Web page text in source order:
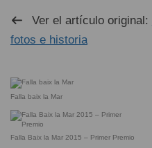
Ver el artículo original:
fotos e historia
Falla baix la Mar
Falla Baix la Mar 2015 – Primer Premio